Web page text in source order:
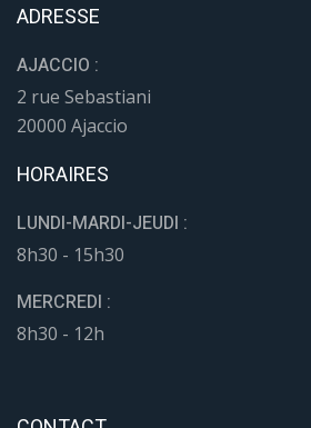
ADRESSE
AJACCIO :
2 rue Sebastiani
20000 Ajaccio
HORAIRES
LUNDI-MARDI-JEUDI :
8h30 - 15h30
MERCREDI :
8h30 - 12h